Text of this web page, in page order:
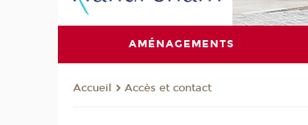
AMÉNAGEMENTS
Accueil Accès et contact